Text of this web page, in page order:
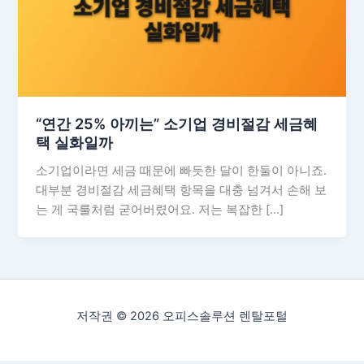
“연간 25% 아끼는” 소기업 경비절감 세금혜
택 실화일까
소기업이라면 세금 때문에 빠듯한 달이 한둘이 아니죠.
대부분 경비절감 세금혜택 항목을 대충 넘겨서 손해 보
는 게 국룰처럼 굳어버렸어요. 저는 복잡한 […]
저작권 © 2026 오피스솔루션 렌탈포털